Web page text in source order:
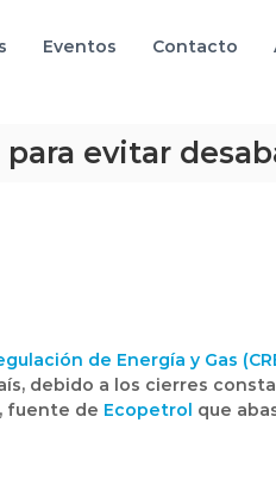
Eventos Contacto
evitar
de Energía y Gas
debido a los cierres
fuente de Ecopetrol que